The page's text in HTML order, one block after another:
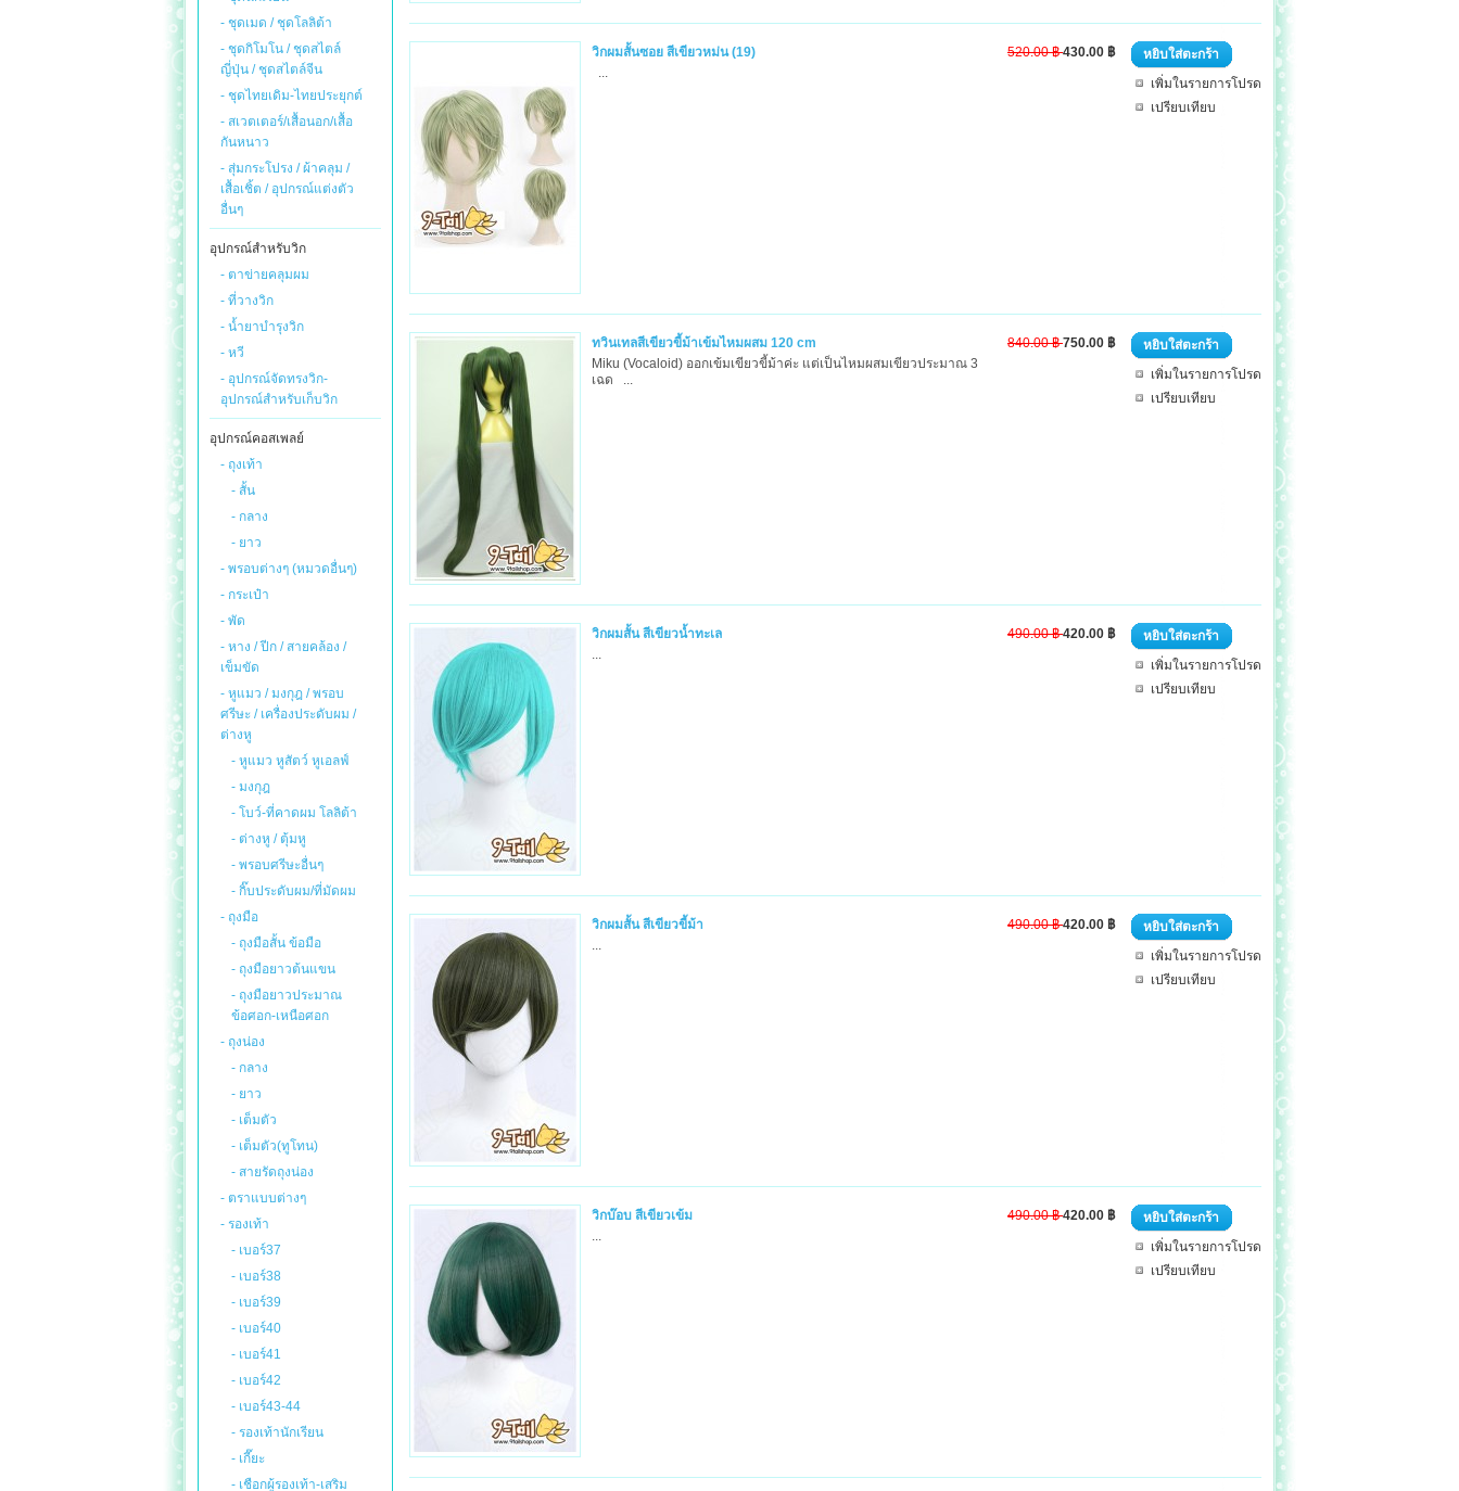
- ชุดเมด / ชุดโลลิต้า
- ชุดกิโมโน / ชุดสไตล์
ญี่ปุ่น / ชุดสไตล์จีน
- ชุดไทยเดิม-ไทยประยุกต์
- สเวตเตอร์/เสื้อนอก/เสื้อ
กันหนาว
- สุ่มกระโปรง / ผ้าคลุม /
เสื้อเชิ้ต / อุปกรณ์แต่งตัว
อื่นๆ
อุปกรณ์สำหรับวิก
- ตาข่ายคลุมผม
- ที่วางวิก
- น้ำยาบำรุงวิก
- หวี
- อุปกรณ์จัดทรงวิก-
อุปกรณ์สำหรับเก็บวิก
อุปกรณ์คอสเพลย์
- ถุงเท้า
- สั้น
- กลาง
- ยาว
- พรอบต่างๆ (หมวดอื่นๆ)
- กระเป๋า
- พัด
- หาง / ปีก / สายคล้อง /
เข็มขัด
- หูแมว / มงกุฎ / พรอบ
ศรีษะ / เครื่องประดับผม /
ต่างหู
- หูแมว หูสัตว์ หูเอลฟ์
- มงกุฎ
- โบว์-ที่คาดผม โลลิต้า
- ต่างหู / ตุ้มหู
- พรอบศรีษะอื่นๆ
- กิ๊บประดับผม/ที่มัดผม
- ถุงมือ
- ถุงมือสั้น ข้อมือ
- ถุงมือยาวต้นแขน
- ถุงมือยาวประมาณ
ข้อศอก-เหนือศอก
- ถุงน่อง
- กลาง
- ยาว
- เต็มตัว
- เต็มตัว(ทูโทน)
- สายรัดถุงน่อง
- ตราแบบต่างๆ
- รองเท้า
- เบอร์37
- เบอร์38
- เบอร์39
- เบอร์40
- เบอร์41
- เบอร์42
- เบอร์43-44
- รองเท้านักเรียน
- เกี๊ยะ
- เชือกผู้รองเท้า-เสริม
หยิบใส่ตะกร้า
เพิ่มในรายการโปรด
เปรียบเทียบ
520.00 ฿430.00 ฿
วิกผมสั้นซอย สีเขียวหม่น (19)
...
หยิบใส่ตะกร้า
เพิ่มในรายการโปรด
เปรียบเทียบ
840.00 ฿750.00 ฿
ทวินเทลสีเขียวขี้ม้าเข้มไหมผสม 120 cm
Miku (Vocaloid) ออกเข้มเขียวขี้ม้าค่ะ แต่เป็นไหมผสมเขียวประมาณ 3
เฉด ...
หยิบใส่ตะกร้า
เพิ่มในรายการโปรด
เปรียบเทียบ
490.00 ฿420.00 ฿
วิกผมสั้น สีเขียวน้ำทะเล
...
หยิบใส่ตะกร้า
เพิ่มในรายการโปรด
เปรียบเทียบ
490.00 ฿420.00 ฿
วิกผมสั้น สีเขียวขี้ม้า
...
หยิบใส่ตะกร้า
เพิ่มในรายการโปรด
เปรียบเทียบ
490.00 ฿420.00 ฿
วิกบ๊อบ สีเขียวเข้ม
...